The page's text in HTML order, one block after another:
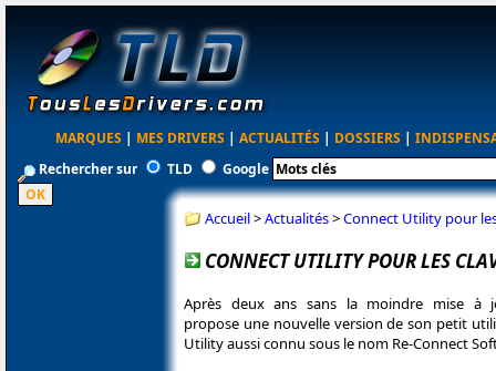
MARQUES | MES DRIVERS | ACTUALITÉS | DOSSIERS |
Rechercher sur
TLD Google
Accueil>Actualités>Connect Utility pour
CONNECT UTILITY POUR LES
Après deux ans sans la moindre mise à
propose une nouvelle version de son petit
Utility aussi connu sous le nom Re-Connect